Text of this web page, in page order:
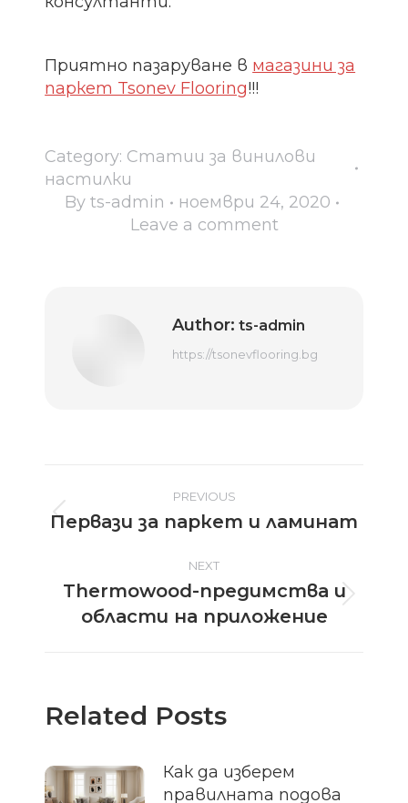
Приятно пазаруване в магазини за
паркет Tsonev Flooring!!!
Category: Статии за винилови
настилки
By ts-admin
ноември 24, 2020
Leave a comment
Author: ts-admin
https://tsonevflooring.bg
navigation
PREVIOUS
Previous
Первази за паркет и ламинат
NEXT
Next
post:
Thermowood-предимства и
области на приложение
Related Posts
Как да изберем
правилната подова